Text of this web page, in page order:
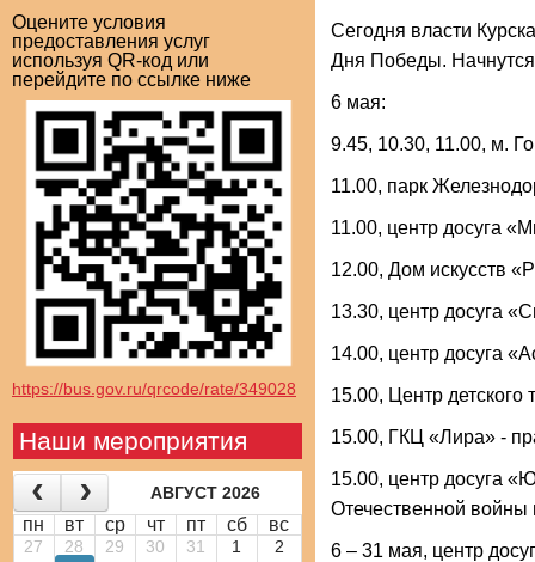
Оцените условия
предоставления услуг
используя QR-код или
перейдите по ссылке ниже
https://bus.gov.ru/qrcode/rate/349028
Наши мероприятия
АВГУСТ 2026
пн вт ср чт пт сб вс
27 28 29 30 31 1 2
Сегодня власти
Дня Победы.
6 мая:
9.45, 10.30, 11.00, м.
11.00, парк
11.00, центр досуга
12.00, Дом искусств
13.30, центр досуга
14.00, центр досуга
15.00, Центр
15.00, ГКЦ «Лира» -
15.00, центр досуга
Отечественной войны
6 – 31 мая, центр